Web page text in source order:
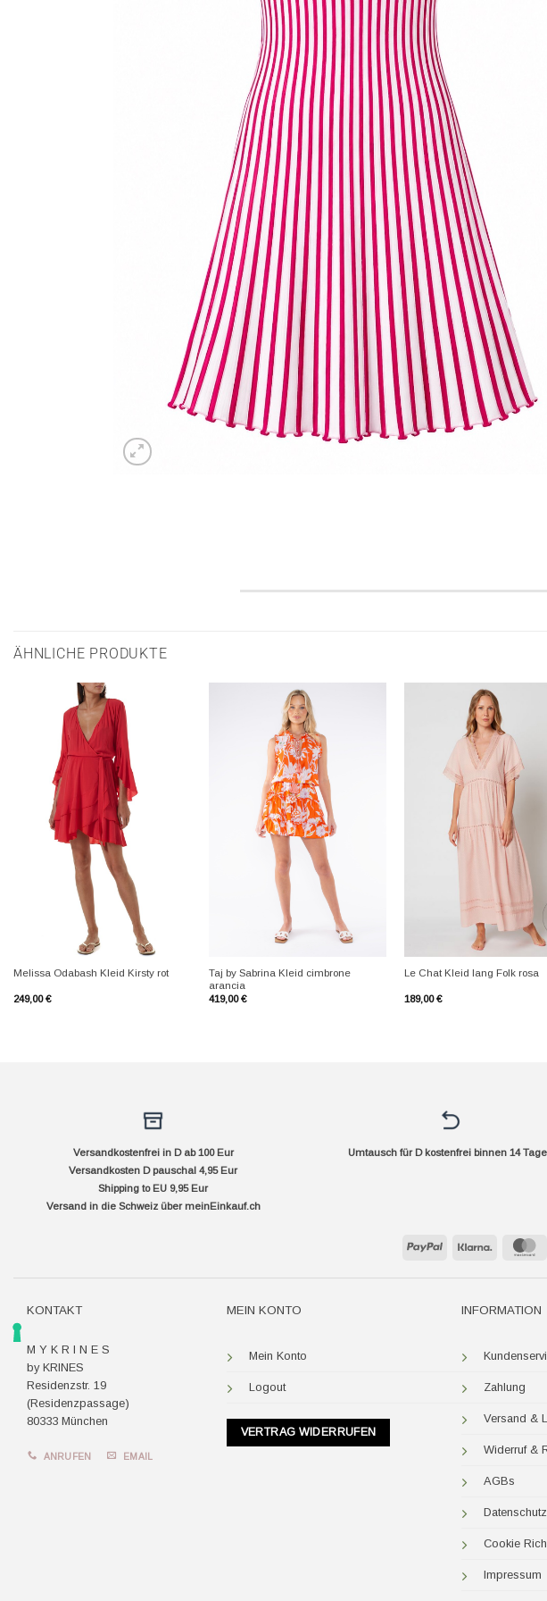
ÄHNLICHE PRODUKTE
Melissa Odabash Kleid Kirsty rot
249,00€
Taj by Sabrina Kleid cimbrone
arancia
419,00€
Le Chat Kleid lang Folk rosa
189,00€
Versandkostenfrei in D ab 100 Eur
Versandkosten D pauschal 4,95 Eur
Shipping to EU 9,95 Eur
Versand in die Schweiz über meinEinkauf.ch
Umtausch für D kostenfrei binnen 14
PayPal Klarna
KONTAKT
M Y K R I N E S
by KRINES
Residenzstr. 19
(Residenzpassage)
80333 München
ANRUFEN EMAIL
MEIN KONTO
Mein Konto
Logout
VERTRAG WIDERRUFEN
INFORMATION
Zahlung
Versand &
Widerruf &
AGBs
Datenschutz
Cookie
Impressum